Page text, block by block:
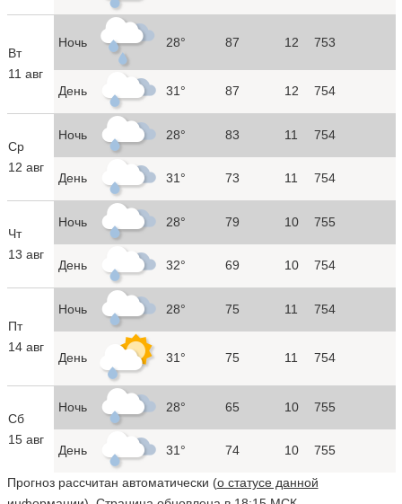
Вт
11 авг
Ночь 28° 87 12 753
День 31° 87 12 754
Ср
12 авг
Ночь 28° 83 11 754
День 31° 73 11 754
Чт
13 авг
Ночь 28° 79 10 755
День 32° 69 10 754
Пт
14 авг
Ночь 28° 75 11 754
День 31° 75 11 754
Сб
15 авг
Ночь 28° 65 10 755
День 31° 74 10 755
Прогноз рассчитан автоматически (о статусе данной